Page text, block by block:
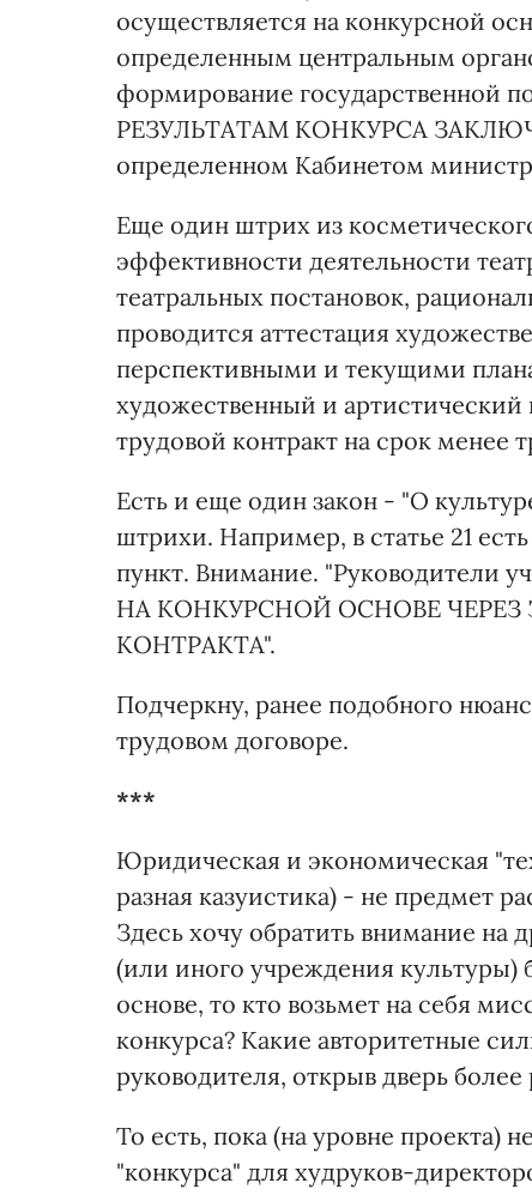
осуществляется на конкурсной
определенным центральным
формирование государственной
РЕЗУЛЬТАТАМ КОНКУРСА
определенном Кабинетом
Еще один штрих из
эффективности деятельности
театральных постановок,
проводится аттестация
перспективными и текущими
художественный и артистический
трудовой контракт на срок менее
Есть и еще один закон - "О
штрихи. Например, в статье 21
пункт. Внимание. "Руководители
НА КОНКУРСНОЙ ОСНОВЕ
КОНТРАКТА".
Подчеркну, ранее подобного
трудовом договоре.
***
Юридическая и экономическая
разная казуистика) - не предмет
Здесь хочу обратить внимание на
(или иного учреждения культуры)
основе, то кто возьмет на себя
конкурса? Какие авторитетные
руководителя, открыв дверь
То есть, пока (на уровне проекта)
"конкурса" для худруков-